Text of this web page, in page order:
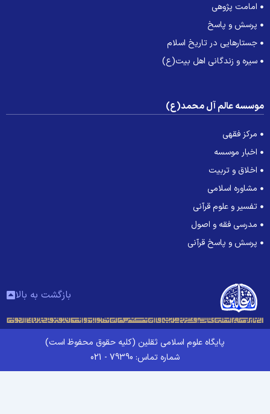
امامت پژوهی
پرسش و پاسخ
جستارهایی در تاریخ اسلام
سیره و زندگانی اهل بیت(ع)
عالم آل محمد(ع)
مرکز فقهی
اخبار موسسه
اخلاق و تربیت
مشاوره اسلامی
تفسیر و علوم قرآنی
مدرسی فقه و اصول
پرسش و پاسخ قرآنی
بازگشت به بالا
پایگاه علوم اسلامی ثقلین (کلیه حقوق محفوظ است)
شماره تماس: 79390 - 021